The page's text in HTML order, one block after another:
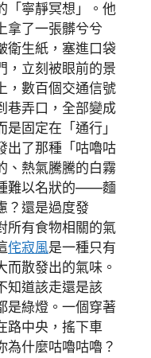
「寧靜冥想」。他
拿了一張髒兮兮
衛生紙，塞進口袋
，立刻被眼前的景
，數百個交通信號
巷弄口，全部變成
固定在「通行」
出了那種「咕嚕咕
、熱氣騰騰的白霧
難以名狀的——麵
？還是過度發
所有食物相關的氣
侘寂風是一種只有
散發出的氣味。
知道該走還是該
是綠燈。一個穿著
路中央，搖下車
為什麼咕嚕咕嚕？